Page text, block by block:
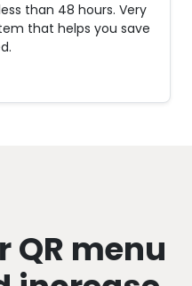
than 48 hours. Very
that helps you save
.
QR menu